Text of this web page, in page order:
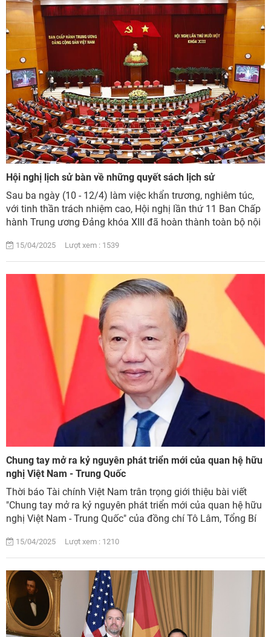
Hội nghị lịch sử bàn về những quyết sách lịch sử
Sau ba ngày (10 - 12/4) làm việc khẩn trương, nghiêm túc,
với tinh thần trách nhiệm cao, Hội nghị lần thứ 11 Ban Chấp
hành Trung ương Đảng khóa XIII đã hoàn thành toàn bộ nội
15/04/2025 Lượt xem : 1539
Chung tay mở ra kỷ nguyên phát triển mới của quan hệ hữu
nghị Việt Nam - Trung Quốc
Thời báo Tài chính Việt Nam trân trọng giới thiệu bài viết
"Chung tay mở ra kỷ nguyên phát triển mới của quan hệ hữu
nghị Việt Nam - Trung Quốc" của đồng chí Tô Lâm, Tổng Bí
15/04/2025 Lượt xem : 1210